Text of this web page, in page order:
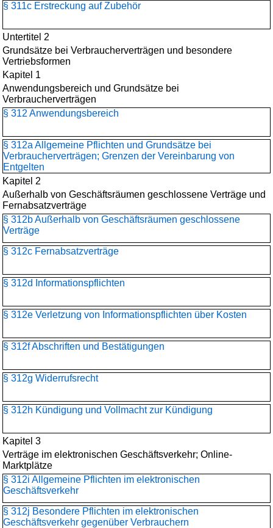
§ 311c Erstreckung auf Zubehör
Untertitel 2
Grundsätze bei Verbraucherverträgen und besondere
Vertriebsformen
Kapitel 1
Anwendungsbereich und Grundsätze bei
Verbraucherverträgen
§ 312 Anwendungsbereich
§ 312a Allgemeine Pflichten und Grundsätze bei
Verbraucherverträgen; Grenzen der Vereinbarung von
Entgelten
Kapitel 2
Außerhalb von Geschäftsräumen geschlossene Verträge und
Fernabsatzverträge
§ 312b Außerhalb von Geschäftsräumen geschlossene
Verträge
§ 312c Fernabsatzverträge
§ 312d Informationspflichten
§ 312e Verletzung von Informationspflichten über Kosten
§ 312f Abschriften und Bestätigungen
§ 312g Widerrufsrecht
§ 312h Kündigung und Vollmacht zur Kündigung
Kapitel 3
Verträge im elektronischen Geschäftsverkehr; Online-
Marktplätze
§ 312i Allgemeine Pflichten im elektronischen
Geschäftsverkehr
§ 312j Besondere Pflichten im elektronischen
Geschäftsverkehr gegenüber Verbrauchern